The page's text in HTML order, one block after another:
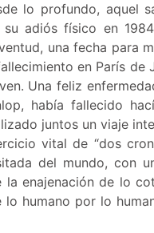
lo profundo, aquel
adiós físico en
una fecha para
en París de
Una feliz
había fallecido
juntos un viaje
vital de “dos
del mundo, con
enajenación de lo
humano por lo